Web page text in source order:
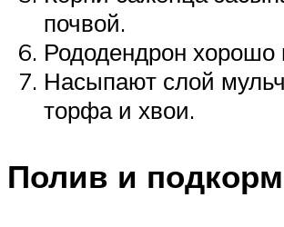
почвой.
Рододендрон хорошо
Насыпают слой
торфа и хвои.
Полив и